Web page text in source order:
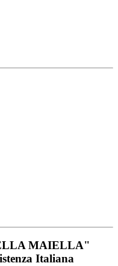
MAIELLA"
Italiana